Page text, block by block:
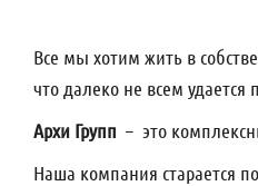
Все мы хотим жить в
что далеко не всем
Архи Групп – это
Наша компания старается